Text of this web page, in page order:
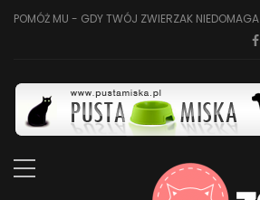
POMÓŻ MU - GDY TWÓJ ZWIERZAK NIEDOMAGA